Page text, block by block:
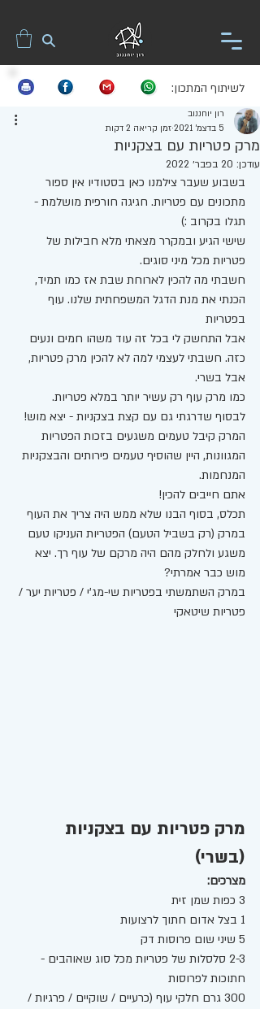
לשיתוף המתכון:
מרק פטריות עם בצקניות
רון יוחננוב
5 בדצמ׳ 2021
זמן קריאה 2 דקות
עודכן: 20 בפבר׳ 2022
בשבוע שעבר צילמנו כאן בסטודיו אין ספור
מתכונים עם פטריות. חגיגה חורפית מושלמת -
תגלו בקרוב :)
שישי הגיע ובמקרר מצאתי מלא חבילות של
פטריות מכל מיני סוגים.
חשבתי מה להכין לארוחת שבת אז כמו תמיד,
הכנתי את מנת הדגל המשפחתית שלנו. עוף
בפטריות
אבל התחשק לי בכל זה עוד משהו חמים ונעים
כזה. חשבתי לעצמי למה לא להכין מרק פטריות,
אבל בשרי.
כמו מרק עוף רק עשיר יותר במלא פטריות.
לבסוף שדרגתי גם עם קצת בצקניות - יצא מוש!
המרק קיבל טעמים משגעים בזכות הפטריות
המגוונות, היין שהוסיף טעמים פירותים והבצקניות
המנחמות.
אתם חייבים להכין!
תכלס, בסוף הבנו שלא ממש היה צריך את העוף
במרק (רק בשביל הטעם) הפטריות העניקו טעם
משגע ולחלק מהם היה מרקם של עוף רך. יצא
מוש כבר אמרתי?
במרק השתמשתי בפטריות שי-מג'י / פטריות יער /
פטריות שיטאקי
מרק פטריות עם בצקניות
(בשרי)
מצרכים:
3 כפות שמן זית
1 בצל אדום חתוך לרצועות
5 שיני שום פרוסות דק
2-3 סלסלות של פטריות מכל סוג שאוהבים -
חתוכות לפרוסות
300 גרם חלקי עוף (כרעיים / שוקיים / פרגיות /